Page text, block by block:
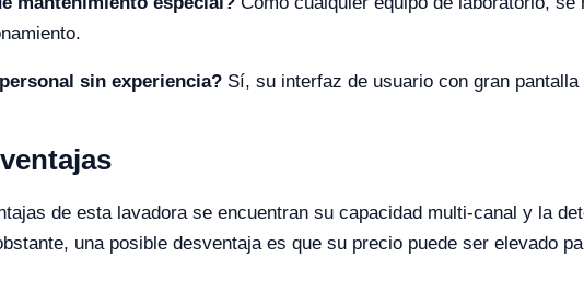
sin experiencia? Sí, su interfaz de usuario con gran
de esta lavadora se encuentran su capacidad multi-canal y la
una posible desventaja es que su precio puede ser elevado